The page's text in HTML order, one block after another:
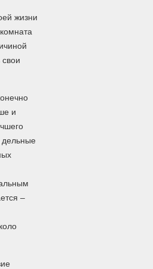
жизни
и
дельные
–